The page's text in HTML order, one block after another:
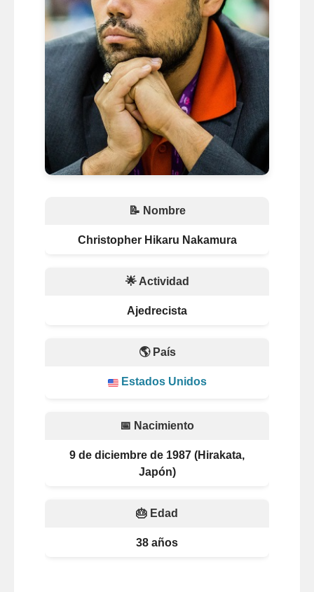
📝 Nombre
Christopher Hikaru Nakamura
🌟 Actividad
Ajedrecista
🌎 País
Estados Unidos
📅 Nacimiento
9 de diciembre de 1987 (Hirakata,
Japón)
🎂 Edad
38 años